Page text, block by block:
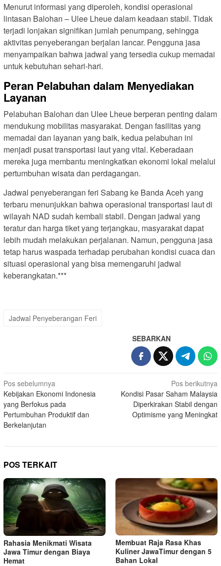
Menurut informasi yang diperoleh, kondisi operasional
lintasan Balohan – Ulee Lheue dalam keadaan stabil. Tidak
terjadi lonjakan signifikan jumlah penumpang, sehingga
aktivitas penyeberangan berjalan lancar. Pengguna jasa
menyampaikan bahwa jadwal yang tersedia cukup memadai
untuk kebutuhan sehari-hari.
Peran Pelabuhan dalam Menyediakan
Layanan
Pelabuhan Balohan dan Ulee Lheue berperan penting dalam
mendukung mobilitas masyarakat. Dengan fasilitas yang
memadai dan layanan yang baik, kedua pelabuhan ini
menjadi pusat transportasi laut yang vital. Keberadaan
mereka juga membantu meningkatkan ekonomi lokal melalui
pertumbuhan wisata dan perdagangan.
Jadwal penyeberangan feri Sabang ke Banda Aceh yang
terbaru menunjukkan bahwa operasional transportasi laut di
wilayah NAD sudah kembali stabil. Dengan jadwal yang
teratur dan harga tiket yang terjangkau, masyarakat dapat
lebih mudah melakukan perjalanan. Namun, pengguna jasa
tetap harus waspada terhadap perubahan kondisi cuaca dan
situasi operasional yang bisa memengaruhi jadwal
keberangkatan.***
Jadwal Penyeberangan Feri
SEBARKAN
Navigasi
pos
Pos sebelumnya
Kebijakan Ekonomi Indonesia
yang Berfokus pada
Pertumbuhan Produktif dan
Berkelanjutan
Pos berikutnya
Kondisi Pasar Saham Malaysia
Diperkirakan Stabil dengan
Optimisme yang Meningkat
POS TERKAIT
Rahasia Menikmati Wisata
Jawa Timur dengan Biaya
Hemat
Membuat Raja Rasa Khas
Kuliner JawaTimur dengan 5
Bahan Lokal